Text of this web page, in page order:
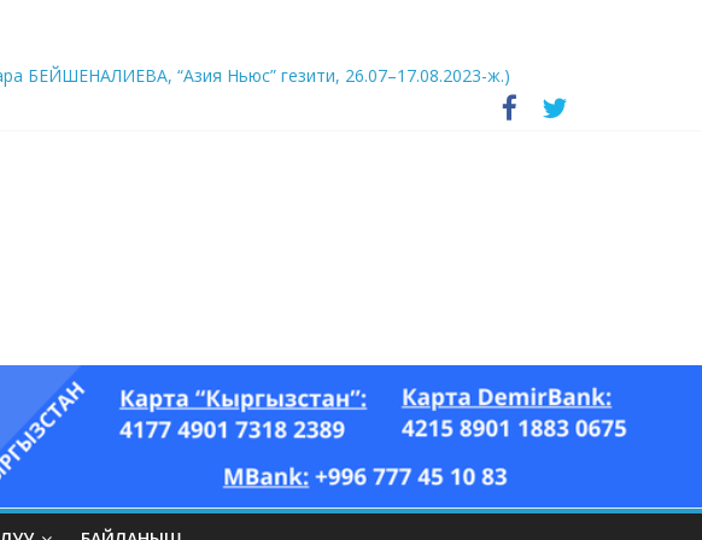
БЕЙШЕНАЛИЕВА, “Азия Ньюс” гезити, 26.07–17.08.2023-ж.)